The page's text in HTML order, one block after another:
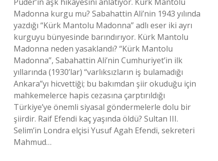
Madonna kurgu mu? Sabahattin Ali’nin 1943 yılında
yazdığı “Kürk Mantolu Madonna” adlı eser iki ayrı
kurguyu bünyesinde barındırıyor. Kürk Mantolu
Madonna neden yasaklandı? “Kürk Mantolu
Madonna”, Sabahattin Ali’nin Cumhuriyet’in ilk
yıllarında (1930’lar) “varlıksızların iş bulamadığı
Ankara”yı hicvettiği; bu bakımdan şiir okuduğu için
mahkemelerce hapis cezasına çarptırıldığı
Türkiye’ye önemli siyasal göndermelerle dolu bir
şiirdir. Raif Efendi kaç yaşında öldü? Sultan III.
Selim’in Londra elçisi Yusuf Agah Efendi, sekreteri
Mahmud…